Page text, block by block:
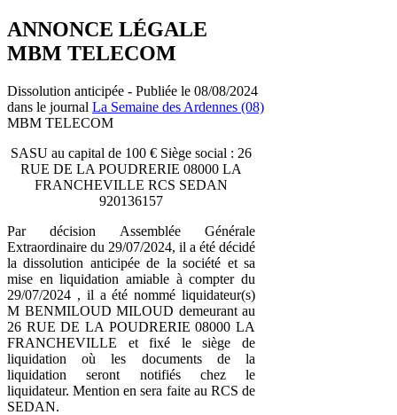
ANNONCE LÉGALE
MBM TELECOM
Dissolution anticipée - Publiée le 08/08/2024
dans le journal La Semaine des Ardennes (08)
MBM TELECOM
SASU au capital de 100 € Siège social : 26
RUE DE LA POUDRERIE 08000 LA
FRANCHEVILLE RCS SEDAN
920136157
Par décision Assemblée Générale
Extraordinaire du 29/07/2024, il a été décidé
la dissolution anticipée de la société et sa
mise en liquidation amiable à compter du
29/07/2024 , il a été nommé liquidateur(s)
M BENMILOUD MILOUD demeurant au
26 RUE DE LA POUDRERIE 08000 LA
FRANCHEVILLE et fixé le siège de
liquidation où les documents de la
liquidation seront notifiés chez le
liquidateur. Mention en sera faite au RCS de
SEDAN.